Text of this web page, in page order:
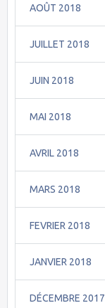
AOÛT 2018
JUILLET 2018
JUIN 2018
MAI 2018
AVRIL 2018
MARS 2018
FEVRIER 2018
JANVIER 2018
DÉCEMBRE 2017